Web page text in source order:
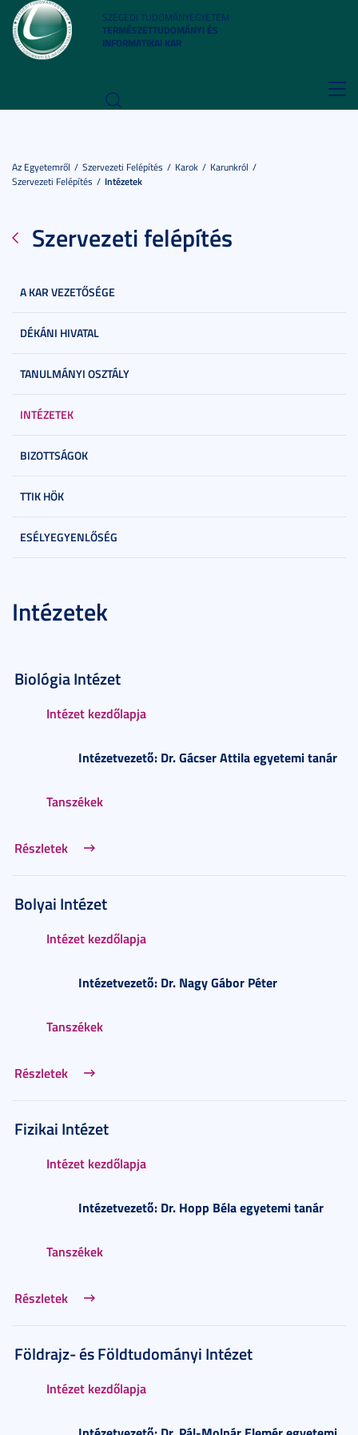
SZEGEDI TUDOMÁNYEGYETEM
TERMÉSZETTUDOMÁNYI ÉS
INFORMATIKAI KAR
Az Egyetemről Szervezeti Felépítés Karok
Karunkról
Szervezeti Felépítés
Intézetek
Szervezeti felépítés
A KAR VEZETŐSÉGE
DÉKÁNI HIVATAL
TANULMÁNYI OSZTÁLY
INTÉZETEK
BIZOTTSÁGOK
TTIK HÖK
ESÉLYEGYENLŐSÉG
Intézetek
Biológia Intézet
Intézet kezdőlapja
Intézetvezető: Dr. Gácser Attila egyetemi tanár
Tanszékek
Részletek
Bolyai Intézet
Intézet kezdőlapja
Intézetvezető: Dr. Nagy Gábor Péter
Tanszékek
Részletek
Fizikai Intézet
Intézet kezdőlapja
Intézetvezető: Dr. Hopp Béla egyetemi tanár
Tanszékek
Részletek
Földrajz- és Földtudományi Intézet
Intézet kezdőlapja